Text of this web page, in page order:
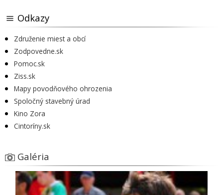
Odkazy
Združenie miest a obcí
Zodpovedne.sk
Pomoc.sk
Ziss.sk
Mapy povodňového ohrozenia
Spoločný stavebný úrad
Kino Zora
Cintoríny.sk
Galéria